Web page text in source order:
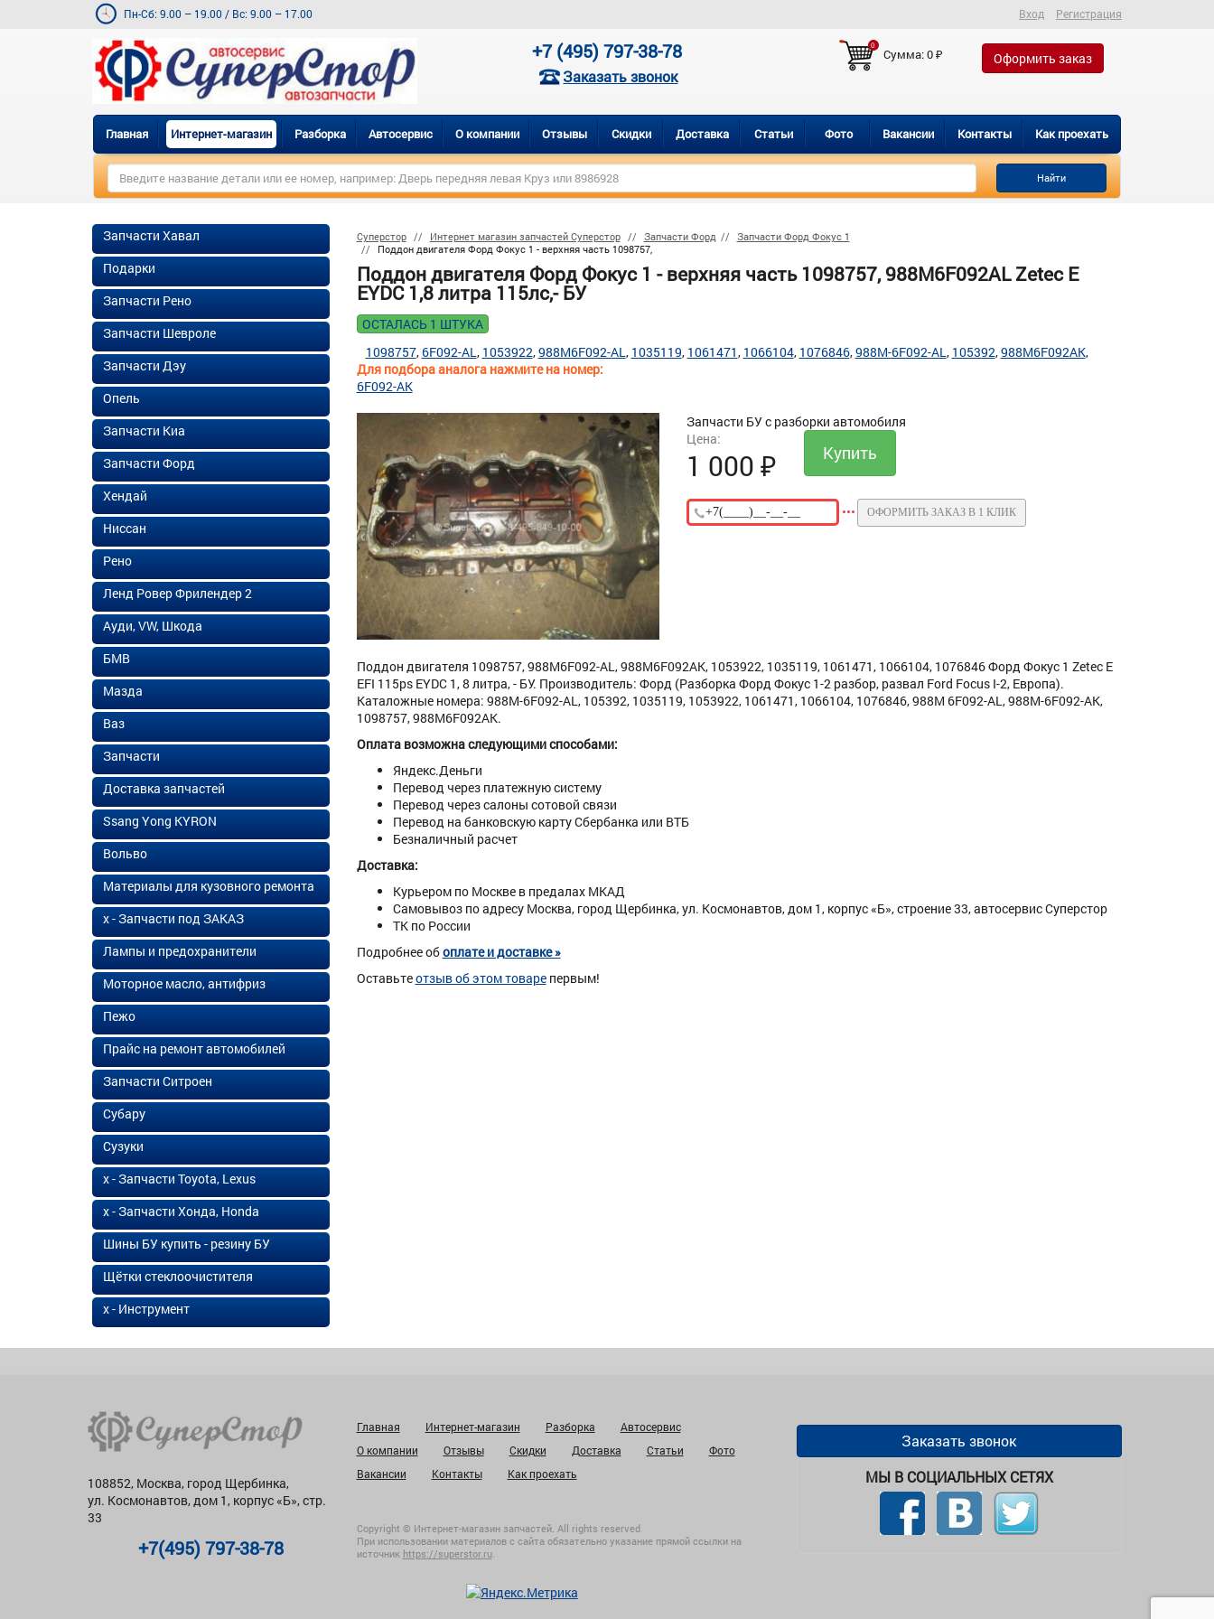
Пн-Сб: 9.00 – 19.00 / Вс: 9.00 – 17.00 Вход Регистрация
+7 (495) 797-38-78
Заказать звонок
0
Сумма:0₽ Оформить заказ
Главная Интернет-магазин Разборка Автосервис О компании Отзывы Скидки Доставка Статьи Фото Вакансии Контакты Как проехать
Найти
Суперстор Интернет магазин запчастей Суперстор Запчасти Форд
Запчасти Форд Фокус 1
Поддон двигателя Форд Фокус 1 - верхняя часть 1098757,
Поддон двигателя Форд Фокус 1 - верхняя часть 1098757, 988M6F092AL Zetec E
EYDC 1,8 литра 115лс,- БУ
ОСТАЛАСЬ 1 ШТУКА
Для подбора аналога нажмите на номер:
1098757 6F092-AL 1053922 988M6F092-AL 1035119 1061471 1066104 1076846 988M-6F092-AL 105392 988M6F092AK
6F092-AK
Запчасти БУ с разборки автомобиля
Цена:
1 000₽
ОФОРМИТЬ ЗАКАЗ В 1 КЛИК
Поддон двигателя 1098757, 988M6F092-AL, 988M6F092AK, 1053922, 1035119, 1061471, 1066104, 1076846 Форд Фокус 1 Zetec E
EFI 115ps EYDC 1, 8 литра, - БУ. Производитель: Форд (Разборка Форд Фокус 1-2 разбор, развал Ford Focus I-2, Европа).
Каталожные номера: 988M-6F092-AL, 105392, 1035119, 1053922, 1061471, 1066104, 1076846, 988M 6F092-AL, 988M-6F092-AK,
1098757, 988M6F092AK.
Оплата возможна следующими способами:
Яндекс.Деньги
Перевод через платежную систему
Перевод через салоны сотовой связи
Перевод на банковскую карту Сбербанка или ВТБ
Безналичный расчет
Доставка:
Курьером по Москве в предалах МКАД
Самовывоз по адресу Москва, город Щербинка, ул. Космонавтов, дом 1, корпус «Б», строение 33, автосервис Суперстор
ТК по России
Подробнее обоплате и доставке »
Оставьтеотзыв об этом товарепервым!
Запчасти Хавал
Подарки
Запчасти Рено
Запчасти Шевроле
Запчасти Дэу
Опель
Запчасти Киа
Запчасти Форд
Хендай
Ниссан
Рено
Ленд Ровер Фрилендер 2
Ауди, VW, Шкода
БМВ
Мазда
Ваз
Запчасти
Доставка запчастей
Ssang Yong KYRON
Вольво
Материалы для кузовного ремонта
х - Запчасти под ЗАКАЗ
Лампы и предохранители
Моторное масло, антифриз
Пежо
Прайс на ремонт автомобилей
Запчасти Ситроен
Субару
Сузуки
х - Запчасти Toyota, Lexus
х - Запчасти Хонда, Honda
Шины БУ купить - резину БУ
Щётки стеклоочистителя
х - Инструмент
108852, Москва, город Щербинка,
ул. Космонавтов, дом 1, корпус «Б», стр.
33
+7(495) 797-38-78
Главная Интернет-магазин Разборка
Автосервис
О компании
Отзывы Скидки Доставка Статьи
Фото
Вакансии
Контакты Как проехать
Copyright © Интернет-магазин запчастей. All rights reserved
При использовании материалов с сайта обязательно указание прямой ссылки на
источник https://superstor.ru.
Заказать звонок
МЫ В СОЦИАЛЬНЫХ СЕТЯХ